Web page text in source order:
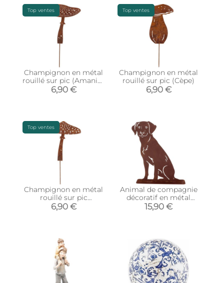
Top ventes
Champignon en métal
rouillé sur pic (Amanite
tue-mouches)
6,90 €
Top ventes
Champignon en métal
rouillé sur pic (Cèpe)
6,90 €
Top ventes
Champignon en métal
rouillé sur pic
(Champignon parasol)
6,90 €
Animal de compagnie
décoratif en métal
rouillé (Chien assis)
15,90 €